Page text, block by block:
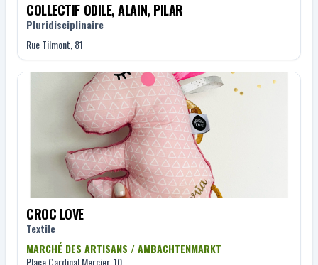
COLLECTIF ODILE, ALAIN, PILAR
Pluridisciplinaire
Rue Tilmont, 81
CROC LOVE
Textile
MARCHÉ DES ARTISANS / AMBACHTENMARKT
Place Cardinal Mercier, 10